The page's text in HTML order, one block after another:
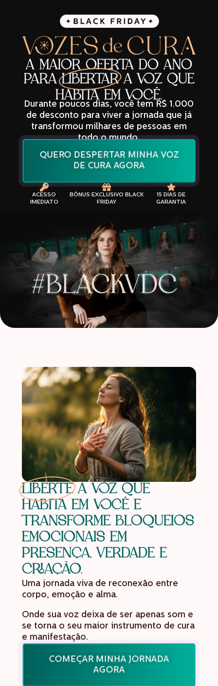
A MAIOR OFERTA DO ANO
PARALIBERTARA VOZ QUE
HABITA EM VOCÊ.
Durante poucos dias, você tem R$ 1.000
de desconto para viver a jornada que já
transformou milhares de pessoas em
todo o mundo.
QUERO DESPERTAR MINHA VOZ
DE CURA AGORA
ACESSO
IMEDIATO
BÔNUS EXCLUSIVO BLACK
FRIDAY
15 DIAS DE
GARANTIA
LIBERTEA VOZ QUE
HABITA EM VOCÊ E
TRANSFORME BLOQUEIOS
EMOCIONAIS EM
PRESENÇA, VERDADE E
CRIAÇÃO.
Uma jornada viva de reconexão entre
corpo, emoção e alma.
Onde sua voz deixa de ser apenas som e
se torna o seu maior instrumento de cura
e manifestação.
COMEÇAR MINHA JORNADA
AGORA